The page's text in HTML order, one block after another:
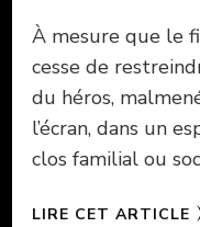
À mesure que le
cesse de
du héros,
l’écran, dans un
clos familial ou
LIRE CET ARTICLE